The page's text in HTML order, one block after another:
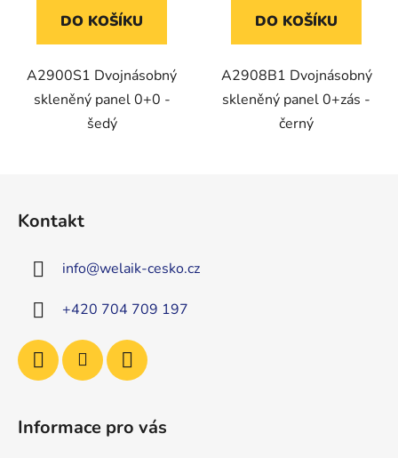
DO KOŠÍKU
A2900S1 Dvojnásobný
skleněný panel 0+0 -
šedý
DO KOŠÍKU
A2908B1 Dvojnásobný
skleněný panel 0+zás -
černý
Kontakt
info@welaik-cesko.cz
+420 704 709 197
Informace pro vás